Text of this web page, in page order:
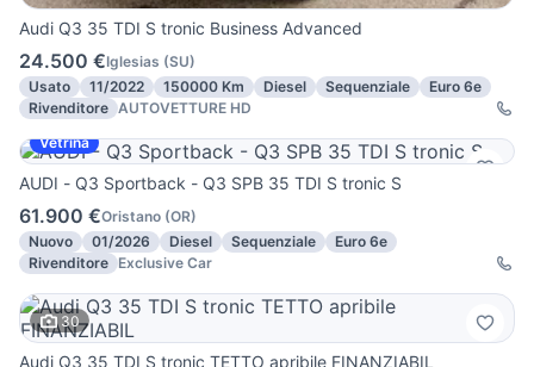
Audi Q3 35 TDI S tronic Business Advanced
24.500 €Iglesias (SU)
Usato
11/2022 150000 Km Diesel Sequenziale
Euro 6e
Rivenditore AUTOVETTURE HD
Vetrina
AUDI - Q3 Sportback - Q3 SPB 35 TDI S tronic S
61.900 €Oristano (OR)
Nuovo
01/2026 Diesel Sequenziale
Euro 6e
Rivenditore Exclusive Car
30
Audi Q3 35 TDI S tronic TETTO apribile FINANZIABIL